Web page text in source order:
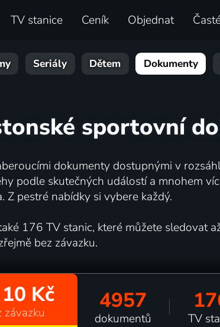
TV stanice Ceník Objednat
Seriály Dětem Dokumenty
sportovní
dokumenty dostupnými v
podle skutečných událostí a mnohem
pestré nabídky si vybere každý.
176 TV stanic, které můžete sledovat
bez závazku.
Kč 4957
dokumentů TV